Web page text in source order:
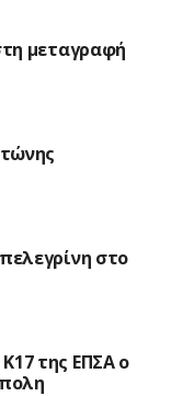
μεταγραφή
στο
της ΕΠΣΑ ο